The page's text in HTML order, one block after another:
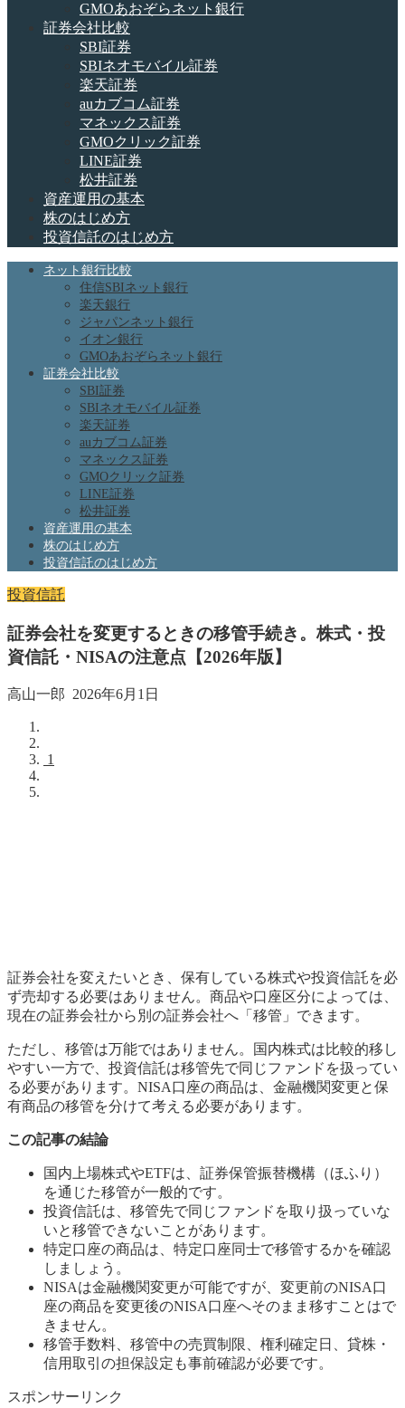
GMOあおぞらネット銀行
証券会社比較
SBI証券
SBIネオモバイル証券
楽天証券
auカブコム証券
マネックス証券
GMOクリック証券
LINE証券
松井証券
資産運用の基本
株のはじめ方
投資信託のはじめ方
ネット銀行比較
住信SBIネット銀行
楽天銀行
ジャパンネット銀行
イオン銀行
GMOあおぞらネット銀行
証券会社比較
SBI証券
SBIネオモバイル証券
楽天証券
auカブコム証券
マネックス証券
GMOクリック証券
LINE証券
松井証券
資産運用の基本
株のはじめ方
投資信託のはじめ方
投資信託
証券会社を変更するときの移管手続き。株式・投
資信託・NISAの注意点【2026年版】
高山一郎 2026年6月1日
1
証券会社を変えたいとき、保有している株式や投資信託を必
ず売却する必要はありません。商品や口座区分によっては、
現在の証券会社から別の証券会社へ「移管」できます。
ただし、移管は万能ではありません。国内株式は比較的移し
やすい一方で、投資信託は移管先で同じファンドを扱ってい
る必要があります。NISA口座の商品は、金融機関変更と保
有商品の移管を分けて考える必要があります。
この記事の結論
国内上場株式やETFは、証券保管振替機構（ほふり）
を通じた移管が一般的です。
投資信託は、移管先で同じファンドを取り扱っていな
いと移管できないことがあります。
特定口座の商品は、特定口座同士で移管するかを確認
しましょう。
NISAは金融機関変更が可能ですが、変更前のNISA口
座の商品を変更後のNISA口座へそのまま移すことはで
きません。
移管手数料、移管中の売買制限、権利確定日、貸株・
信用取引の担保設定も事前確認が必要です。
スポンサーリンク